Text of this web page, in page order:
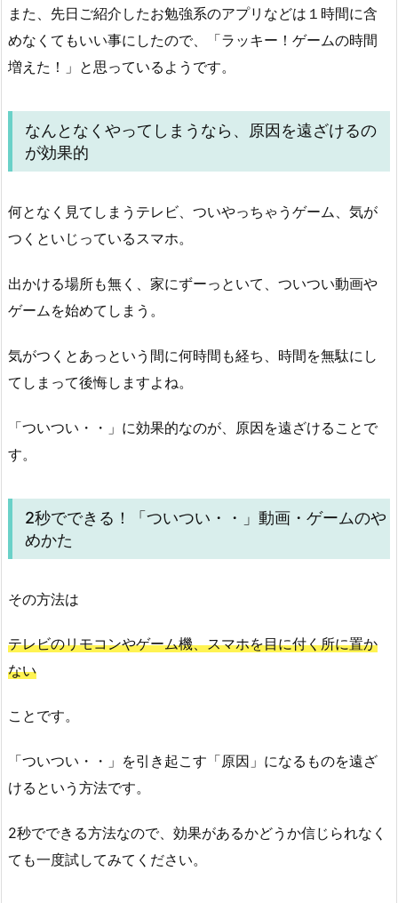
また、先日ご紹介したお勉強系のアプリなどは１時間に含
めなくてもいい事にしたので、「ラッキー！ゲームの時間
増えた！」と思っているようです。
なんとなくやってしまうなら、原因を遠ざけるの
が効果的
何となく見てしまうテレビ、ついやっちゃうゲーム、気が
つくといじっているスマホ。
出かける場所も無く、家にずーっといて、ついつい動画や
ゲームを始めてしまう。
気がつくとあっという間に何時間も経ち、時間を無駄にし
てしまって後悔しますよね。
「ついつい・・」に効果的なのが、原因を遠ざけることで
す。
2秒でできる！「ついつい・・」動画・ゲームのや
めかた
その方法は
テレビのリモコンやゲーム機、スマホを目に付く所に置か
ない
ことです。
「ついつい・・」を引き起こす「原因」になるものを遠ざ
けるという方法です。
2秒でできる方法なので、効果があるかどうか信じられなく
ても一度試してみてください。